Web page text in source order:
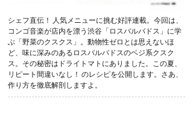
シェフ直伝！ 人気メニューに挑む好評連載。今回は、
コンゴ音楽が店内を漂う渋谷「ロスバルバドス」に学
ぶ「野菜のクスクス」。動物性ゼロとは思えないほ
ど、味に深みのあるロスバルバドスのベジ系クスク
ス。その秘密はドライトマトにありました。この夏、
リピート間違いなし！ のレシピを公開します。さあ、
作り方を徹底解剖しますよ。